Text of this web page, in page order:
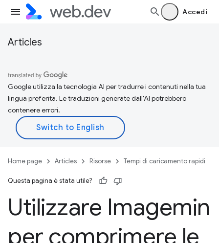
Accedi
Articles
Google utilizza la tecnologia AI per tradurre i contenuti nella tua
lingua preferita. Le traduzioni generate dall'AI potrebbero
contenere errori.
Home page Articles Risorse Tempi di caricamento rapidi
Questa pagina è stata utile?
Utilizzare Imagemin
per comprimere le